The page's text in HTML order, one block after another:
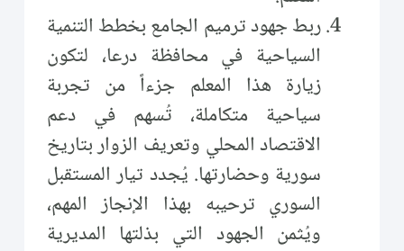
ربط جهود ترميم الجامع بخطط التنمية
السياحية في محافظة درعا، لتكون
زيارة هذا المعلم جزءاً من تجربة
سياحية متكاملة، تُسهم في دعم
الاقتصاد المحلي وتعريف الزوار بتاريخ
سورية وحضارتها. يُجدد تيار المستقبل
السوري ترحيبه بهذا الإنجاز المهم،
ويُثمن الجهود التي بذلتها المديرية